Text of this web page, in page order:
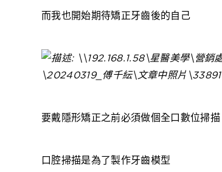
而我也開始期待矯正牙齒後的自己
要戴隱形矯正之前必須做個全口數位掃描
口腔掃描是為了製作牙齒模型